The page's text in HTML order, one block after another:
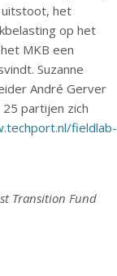
uitstoot, het
op het
MKB een
Suzanne
André Gerver
partijen zich
fieldlab-
Transition Fund